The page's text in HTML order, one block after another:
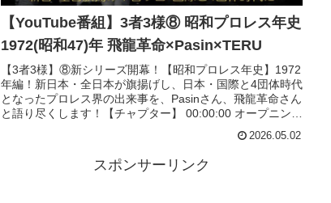
【YouTube番組】3者3様⑧ 昭和プロレス年史
1972(昭和47)年 飛龍革命×Pasin×TERU
【3者3様】⑧新シリーズ開幕！【昭和プロレス年史】1972
年編！新日本・全日本が旗揚げし、日本・国際と4団体時代
となったプロレス界の出来事を、Pasinさん、飛龍革命さん
と語り尽くします！【チャプター】 00:00:00 オープニング
2026.05.02
スポンサーリンク